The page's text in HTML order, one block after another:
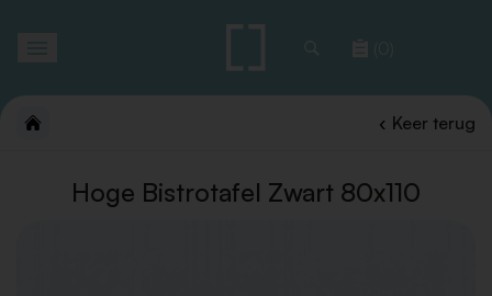
(0)
Keer terug
Hoge Bistrotafel Zwart 80x110